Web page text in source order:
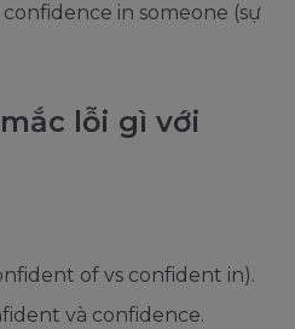
in someone (sự
lỗi gì với
of vs confident in).
và confidence.